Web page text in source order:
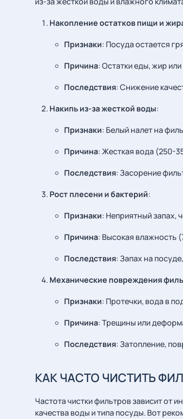
Накопление остатков пищи и
Признаки: Посуда остается
Причина: Остатки еды, жир
Последствия: Снижение
Накипь из-за жесткой воды:
Признаки: Белый налет на
Причина: Жесткая вода (250-
Последствия: Засорение
Рост плесени и бактерий:
Признаки: Неприятный запах,
Причина: Высокая влажность
Последствия: Запах на
Механические повреждения
Признаки: Протечки, вода в
Причина: Трещины или
Последствия: Затопление,
КАК ЧАСТО ЧИСТИТЬ
Частота чистки фильтров зависит от
качества воды и типа посуды. Вот